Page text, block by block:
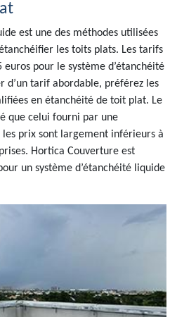
est une des méthodes utilisées
les toits plats. Les tarifs
pour le système d’étanchéité
d’un tarif abordable, préférez les
en étanchéité de toit plat. Le
que celui fourni par une
prix sont largement inférieurs à
Hortica Couverture est
un système d’étanchéité liquide